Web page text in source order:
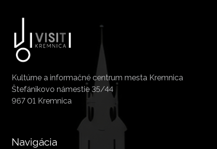
Kultúrne a informačné centrum mesta Kremnica
Štefánikovo námestie 35/44
967 01 Kremnica
Navigácia